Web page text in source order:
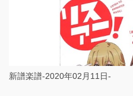
新譜楽譜-2020年02月11日-